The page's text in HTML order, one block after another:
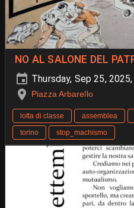
NO AL SALONE DEL
Thursday, Sep 25,
Piazza Arbarello
lotta di classe assemblea
torino
stop_machismo